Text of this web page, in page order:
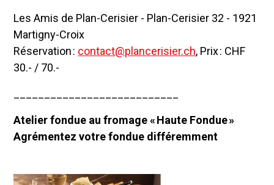
Les Amis de Plan-Cerisier - Plan-Cerisier 32 - 1921
Martigny-Croix
Réservation : contact@plancerisier.ch, Prix : CHF
30.- / 70.-
Atelier fondue au fromage « Haute Fondue »
Agrémentez votre fondue différemment